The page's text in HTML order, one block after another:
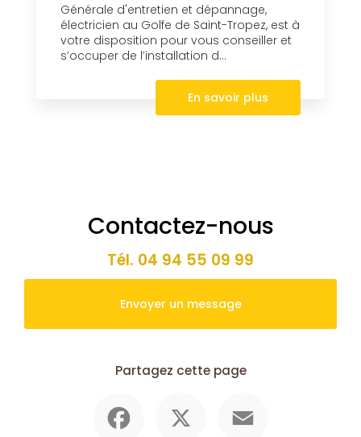
Générale d'entretien et dépannage,
électricien au Golfe de Saint-Tropez, est à
votre disposition pour vous conseiller et
s’occuper de l’installation d...
En savoir plus
Contactez-nous
Tél. 04 94 55 09 99
Envoyer un message
Partagez cette page